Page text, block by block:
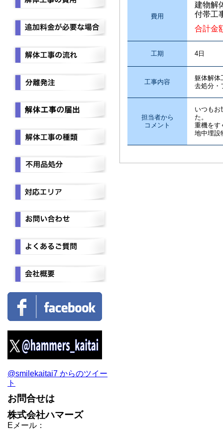
費用
建物解
付帯工
合計金
工期 4日
工事内容
躯体解
去処分・
担当者から
コメント
いつもお
た。
重機をす
地中埋設
@smilekaitai7 からのツイー
ト
お問合せは
株式会社ハマーズ
Eメール：